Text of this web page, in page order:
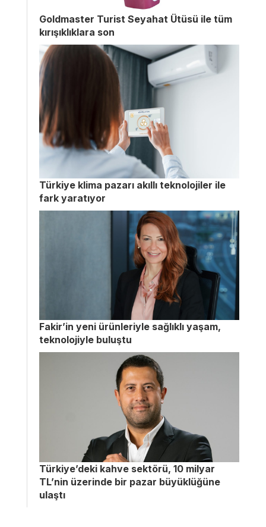
Goldmaster Turist Seyahat Ütüsü ile tüm
kırışıklıklara son
Türkiye klima pazarı akıllı teknolojiler ile
fark yaratıyor
Fakir’in yeni ürünleriyle sağlıklı yaşam,
teknolojiyle buluştu
Türkiye’deki kahve sektörü, 10 milyar
TL’nin üzerinde bir pazar büyüklüğüne
ulaştı